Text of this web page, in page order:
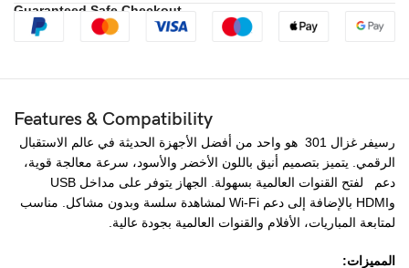
Guaranteed Safe Checkout
Features & Compatibility
رسيفر غزال 301 هو واحد من أفضل الأجهزة الحديثة في عالم الاستقبال
الرقمي. يتميز بتصميم أنيق باللون الأخضر والأسود، سرعة معالجة قوية،
دعم لفتح القنوات العالمية بسهولة. الجهاز يتوفر على مداخل USB
وHDMI بالإضافة إلى دعم Wi-Fi لمشاهدة سلسة وبدون مشاكل. مناسب
لمتابعة المباريات، الأفلام والقنوات العالمية بجودة عالية.
المميزات: